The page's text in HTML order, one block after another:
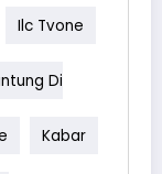
Ilc Tvone
Di
Kabar